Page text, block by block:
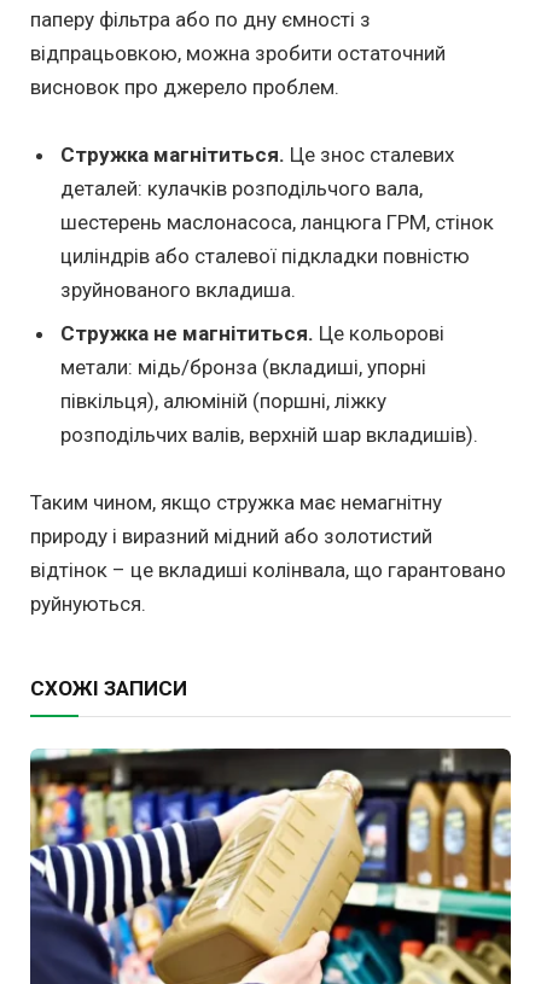
паперу фільтра або по дну ємності з
відпрацьовкою, можна зробити остаточний
висновок про джерело проблем.
Стружка магнітиться. Це знос сталевих
деталей: кулачків розподільчого вала,
шестерень маслонасоса, ланцюга ГРМ, стінок
циліндрів або сталевої підкладки повністю
зруйнованого вкладиша.
Стружка не магнітиться. Це кольорові
метали: мідь/бронза (вкладиші, упорні
півкільця), алюміній (поршні, ліжку
розподільчих валів, верхній шар вкладишів).
Таким чином, якщо стружка має немагнітну
природу і виразний мідний або золотистий
відтінок – це вкладиші колінвала, що гарантовано
руйнуються.
СХОЖІ ЗАПИСИ